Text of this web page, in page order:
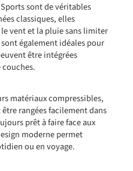
sont de véritables
classiques, elles
vent et la pluie sans limiter
également idéales pour
être intégrées
matériaux compressibles,
rangées facilement dans
prêt à faire face aux
moderne permet
ou en voyage.